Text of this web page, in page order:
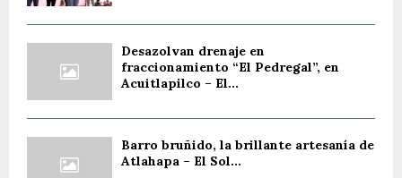
Desazolvan drenaje en
fraccionamiento “El Pedregal”, en
Acuitlapilco – El...
Barro bruñido, la brillante artesanía de
Atlahapa – El Sol...